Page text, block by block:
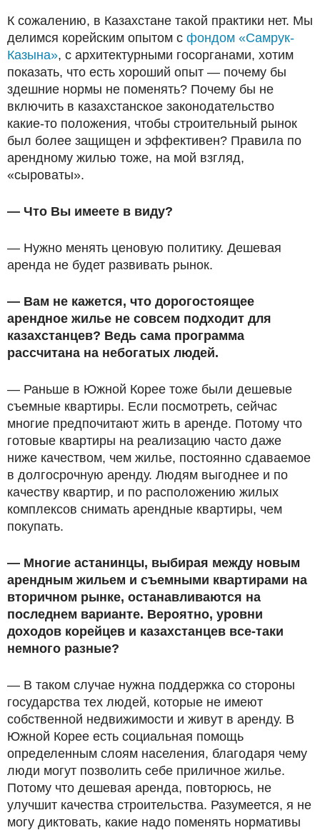
К сожалению, в Казахстане такой практики нет. Мы
делимся корейским опытом с фондом «Самрук-
Казына», с архитектурными госорганами, хотим
показать, что есть хороший опыт — почему бы
здешние нормы не поменять? Почему бы не
включить в казахстанское законодательство
какие-то положения, чтобы строительный рынок
был более защищен и эффективен? Правила по
арендному жилью тоже, на мой взгляд,
«сыроваты».
— Что Вы имеете в виду?
— Нужно менять ценовую политику. Дешевая
аренда не будет развивать рынок.
— Вам не кажется, что дорогостоящее
арендное жилье не совсем подходит для
казахстанцев? Ведь сама программа
рассчитана на небогатых людей.
— Раньше в Южной Корее тоже были дешевые
съемные квартиры. Если посмотреть, сейчас
многие предпочитают жить в аренде. Потому что
готовые квартиры на реализацию часто даже
ниже качеством, чем жилье, постоянно сдаваемое
в долгосрочную аренду. Людям выгоднее и по
качеству квартир, и по расположению жилых
комплексов снимать арендные квартиры, чем
покупать.
— Многие астанинцы, выбирая между новым
арендным жильем и съемными квартирами на
вторичном рынке, останавливаются на
последнем варианте. Вероятно, уровни
доходов корейцев и казахстанцев все-таки
немного разные?
— В таком случае нужна поддержка со стороны
государства тех людей, которые не имеют
собственной недвижимости и живут в аренду. В
Южной Корее есть социальная помощь
определенным слоям населения, благодаря чему
люди могут позволить себе приличное жилье.
Потому что дешевая аренда, повторюсь, не
улучшит качества строительства. Разумеется, я не
могу диктовать, какие надо поменять нормативы